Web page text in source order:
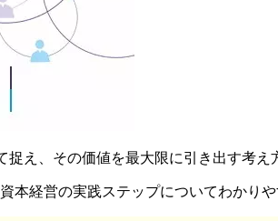
え、その価値を最大限に引き出す考え
本経営の実践ステップについてわかりや